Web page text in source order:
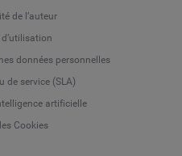
de l’auteur
données personnelles
de service (SLA)
artificielle
Cookies
English
Español